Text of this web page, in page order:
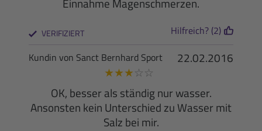
VERIFIZIERT Hilfreich? (2)
22.02.2016
Kundin von Sanct Bernhard Sport
★★★ ☆ ☆
OK, besser als ständig nur wasser.
Ansonsten kein Unterschied zu Wasser mit
Salz bei mir.